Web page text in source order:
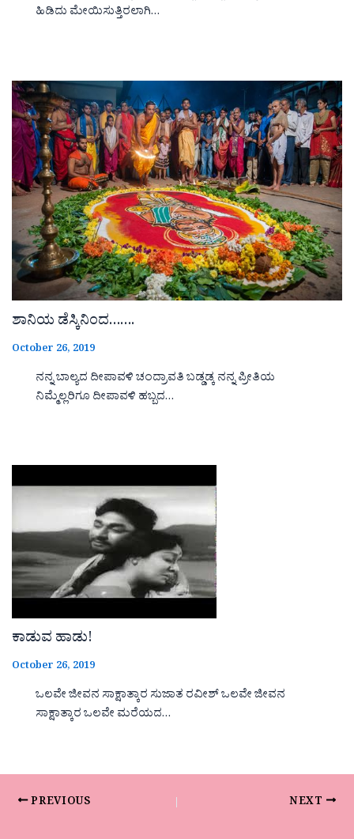
ಹಿಡಿದು ಮೇಯಿಸುತ್ತಿರಲಾಗಿ…
ಶಾನಿಯ ಡೆಸ್ಕಿನಿಂದ…….
October 26, 2019
ನನ್ನ ಬಾಲ್ಯದ ದೀಪಾವಳಿ ಚಂದ್ರಾವತಿ ಬಡ್ಡಡ್ಕ ನನ್ನ ಪ್ರೀತಿಯ
ನಿಮ್ಮೆಲ್ಲರಿಗೂ ದೀಪಾವಳಿ ಹಬ್ಬದ…
ಕಾಡುವ ಹಾಡು!
October 26, 2019
ಒಲವೇ ಜೀವನ ಸಾಕ್ಷಾತ್ಕಾರ ಸುಜಾತ ರವೀಶ್ ಒಲವೇ ಜೀವನ
ಸಾಕ್ಷಾತ್ಕಾರ ಒಲವೇ ಮರೆಯದ…
PREVIOUS NEXT